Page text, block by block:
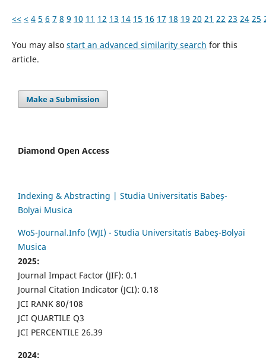
<< < 4 5 6 7 8 9 10 11 12 13 14 15 16 17 18 19 20 21 22 23 24 25
You may also start an advanced similarity search for this
article.
Make a Submission
Diamond Open Access
Indexing & Abstracting | Studia Universitatis Babeș-
Bolyai Musica
WoS-Journal.Info (WJI) - Studia Universitatis Babeș-Bolyai
Musica
2025:
Journal Impact Factor (JIF): 0.1
Journal Citation Indicator (JCI): 0.18
JCI RANK 80/108
JCI QUARTILE Q3
JCI PERCENTILE 26.39
2024: